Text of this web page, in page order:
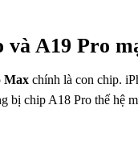
và A19 Pro
Max chính là con chip.
bị chip A18 Pro thế hệ